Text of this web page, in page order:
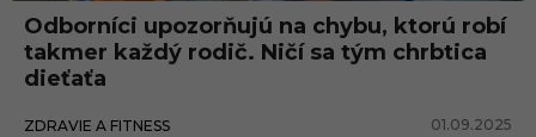
Odborníci upozorňujú na chybu, ktorú robí
takmer každý rodič. Ničí sa tým chrbtica
dieťaťa
ZDRAVIE A FITNESS 01.09.2025